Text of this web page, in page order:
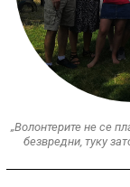
„Волонтерите не се
безвредни, туку